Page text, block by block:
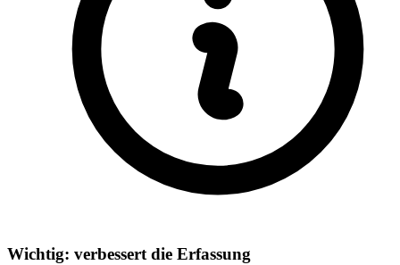
Wichtig: verbessert die Erfassung